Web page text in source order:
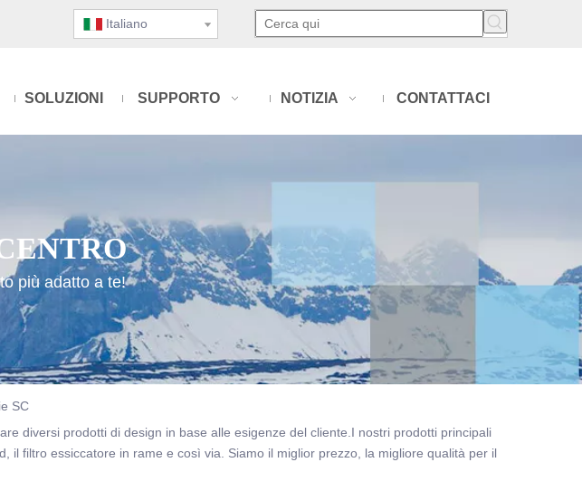
Italiano
SOLUZIONI SUPPORTO NOTIZIA CONTATTACI
più adatto a te!
SC
diversi prodotti di design in base alle esigenze del cliente.I nostri prodotti principali
filtro essiccatore in rame e così via. Siamo il miglior prezzo, la migliore qualità per il